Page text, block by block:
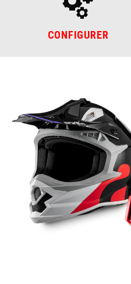
CONFIGURER